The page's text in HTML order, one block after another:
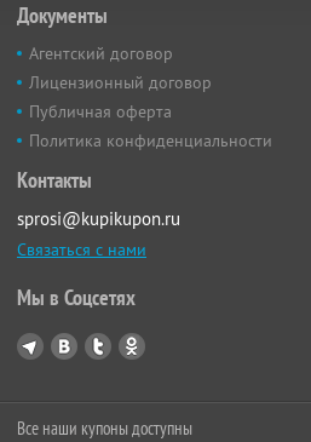
Документы
Агентский договор
Лицензионный договор
Публичная оферта
Политика конфиденциальности
Контакты
sprosi@kupikupon.ru
Связаться с нами
Мы в Соцсетях
Все наши купоны доступны